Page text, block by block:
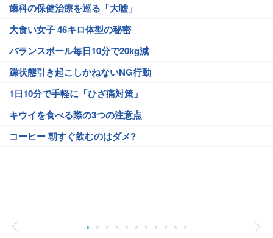
歯科の保健治療を巡る「大嘘」
大食い女子 46キロ体型の秘密
バランスボール毎日10分で20kg減
躁状態引き起こしかねないNG行動
1日10分で手軽に「ひざ痛対策」
キウイを食べる際の3つの注意点
コーヒー 朝すぐ飲むのはダメ?